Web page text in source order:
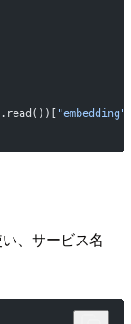
"embedding"
、サービス名